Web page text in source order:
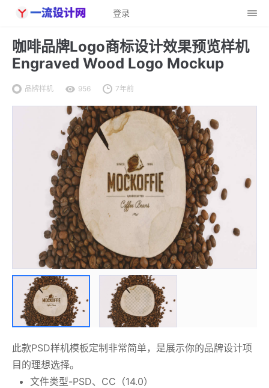
登录
咖啡品牌Logo商标设计效果预览样机
Engraved Wood Logo Mockup
品牌样机 956 7年前
此款PSD样机模板定制非常简单，是展示你的品牌设计项
目的理想选择。
文件类型-PSD、CC（14.0）